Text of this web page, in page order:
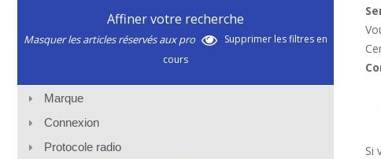
Affiner votre recherche
Masquer les articles réservés aux pro
Supprimer les filtres en
cours
Marque
Connexion
Protocole radio
Si